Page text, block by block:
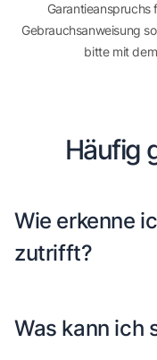
Garantieanspruchs
Gebrauchsanweisung
bitte mit
Häufig
Wie erkenne
zutrifft?
Was kann ich